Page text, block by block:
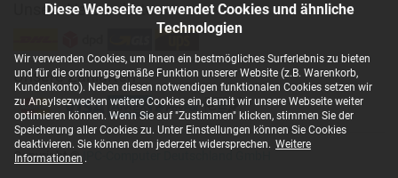
Diese Webseite verwendet Cookies und ähnliche
Technologien
Wir verwenden Cookies, um Ihnen ein bestmögliches Surferlebnis zu bieten
und für die ordnungsgemäße Funktion unserer Website (z.B. Warenkorb,
Kundenkonto). Neben diesen notwendigen funktionalen Cookies setzen wir
zu Anaylsezwecken weitere Cookies ein, damit wir unsere Webseite weiter
optimieren können. Wenn Sie auf "Zustimmen" klicken, stimmen Sie der
Speicherung aller Cookies zu. Unter Einstellungen können Sie Cookies
deaktivieren. Sie können dem jederzeit widersprechen. Weitere
Informationen .
Unsere Versandarten
Unsere Zahlarten
Copyright ©